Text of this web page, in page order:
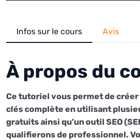
Infos sur le cours Avis
À propos du
Ce tutoriel vous permet de
clés complète en utilisant
gratuits ainsi qu’un outil SEO
qualifierons de professionnel.